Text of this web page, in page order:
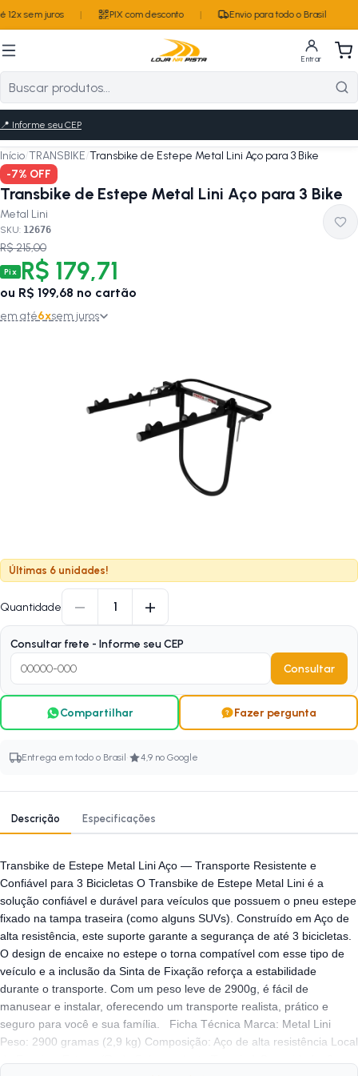
sem juros PIX com desconto Envio para todo o Brasil
Entrar
📍 Informe seu CEP
Início/TRANSBIKE/Transbike de Estepe Metal Lini Aço para 3 Bike
-7% OFF
Transbike de Estepe Metal Lini Aço para 3 Bike
Metal Lini
SKU: 12676
R$ 215,00
Pix R$ 179,71
ou R$ 199,68 no cartão
em até6xsem juros
Últimas 6 unidades!
Quantidade − 1 +
Consultar frete - Informe seu CEP
Consultar
Compartilhar Fazer pergunta
Entrega em todo o Brasil · 4,9 no Google
Descrição Especificações
Transbike de Estepe Metal Lini Aço — Transporte Resistente e
Confiável para 3 Bicicletas O Transbike de Estepe Metal Lini é a
solução confiável e durável para veículos que possuem o pneu estepe
fixado na tampa traseira (como alguns SUVs). Construído em Aço de
alta resistência, este suporte garante a segurança de até 3 bicicletas.
O design de encaixe no estepe o torna compatível com esse tipo de
veículo e a inclusão da Sinta de Fixação reforça a estabilidade
durante o transporte. Com um peso leve de 2900g, é fácil de
manusear e instalar, oferecendo um transporte realista, prático e
seguro para você e sua família. Ficha Técnica Marca: Metal Lini
Peso: 2900 gramas (2,9 kg) Composição: Aço de alta resistência Local